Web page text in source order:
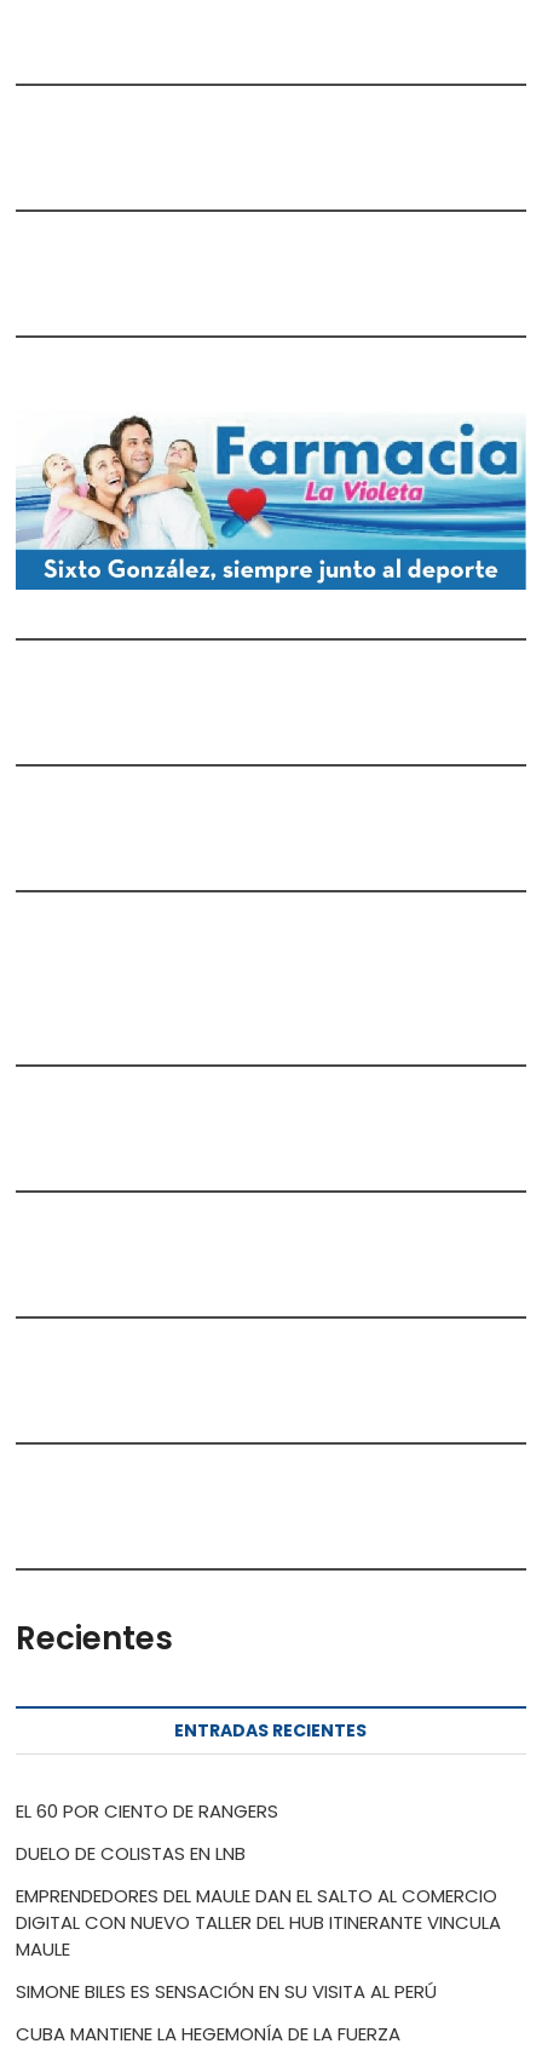
Recientes
ENTRADAS RECIENTES
EL 60 POR CIENTO DE RANGERS
DUELO DE COLISTAS EN LNB
EMPRENDEDORES DEL MAULE DAN EL SALTO AL COMERCIO
DIGITAL CON NUEVO TALLER DEL HUB ITINERANTE VINCULA
MAULE
SIMONE BILES ES SENSACIÓN EN SU VISITA AL PERÚ
CUBA MANTIENE LA HEGEMONÍA DE LA FUERZA